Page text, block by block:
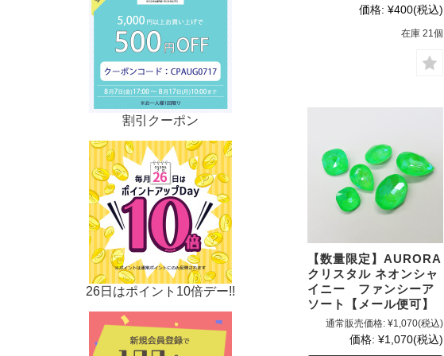
価格: ¥400(税込)
在庫 21個
【数量限定】AURORA
クリスタル ネオンシャ
イニー ファンシーア
ソート【メール便可】
通常販売価格: ¥1,070(税込)
価格: ¥1,070(税込)
割引クーポン
26日はポイント10倍デー!!